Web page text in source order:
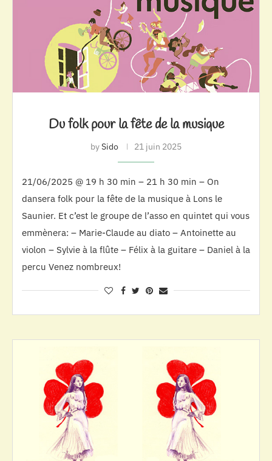
Du folk pour la fête de la musique
bySido 21 juin 2025
21/06/2025 @ 19 h 30 min – 21 h 30 min – On
dansera folk pour la fête de la musique à Lons le
Saunier. Et c’est le groupe de l’asso en quintet qui vous
emmènera: – Marie-Claude au diato – Antoinette au
violon – Sylvie à la flûte – Félix à la guitare – Daniel à la
percu Venez nombreux!